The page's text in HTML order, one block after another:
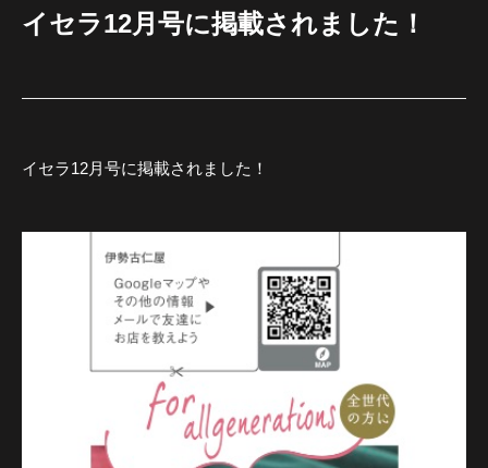
イセラ12月号に掲載されました！
イセラ12月号に掲載されました！